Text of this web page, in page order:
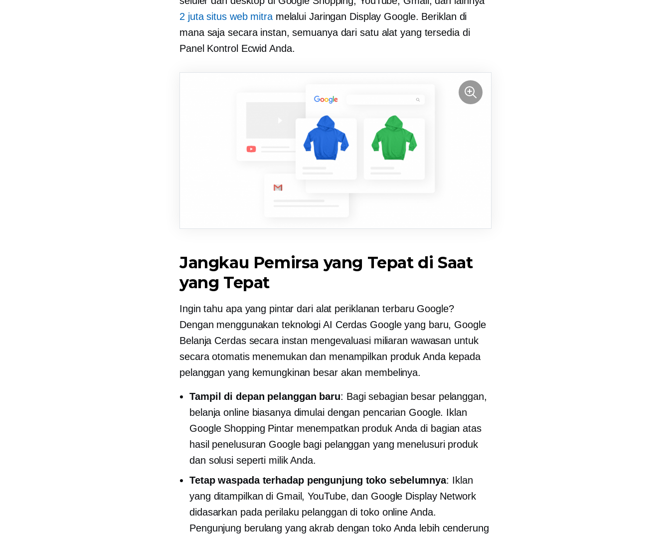
2 juta situs web mitramelalui Jaringan Display Google. Beriklan di
mana saja secara instan, semuanya dari satu alat yang tersedia di
Panel Kontrol Ecwid Anda.
Jangkau Pemirsa yang Tepat di Saat
yang Tepat
Ingin tahu apa yang pintar dari alat periklanan terbaru Google?
Dengan menggunakan teknologi AI Cerdas Google yang baru, Google
Belanja Cerdas secara instan mengevaluasi miliaran wawasan untuk
secara otomatis menemukan dan menampilkan produk Anda kepada
pelanggan yang kemungkinan besar akan membelinya.
Tampil di depan pelanggan baru: Bagi sebagian besar pelanggan,
belanja online biasanya dimulai dengan pencarian Google. Iklan
Google Shopping Pintar menempatkan produk Anda di bagian atas
hasil penelusuran Google bagi pelanggan yang menelusuri produk
dan solusi seperti milik Anda.
Tetap waspada terhadap pengunjung toko sebelumnya: Iklan
yang ditampilkan di Gmail, YouTube, dan Google Display Network
didasarkan pada perilaku pelanggan di toko online Anda.
Pengunjung berulang yang akrab dengan toko Anda lebih cenderung